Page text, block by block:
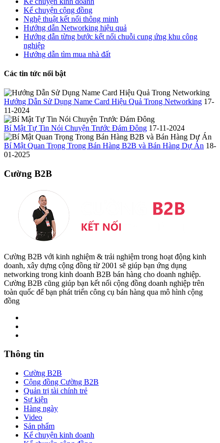
Kể chuyện cộng đồng
Nghệ thuật kết nối thông minh
Hướng dẫn Networking hiệu quả
Hướng dẫn từng bước kết nối chuỗi cung ứng khu công
nghiệp
Hướng dẫn tìm mua nhà đất
Các tin tức nổi bật
Hướng Dẫn Sử Dụng Name Card Hiệu Quả Trong Networking 17-
11-2024
Bí Mật Tự Tin Nói Chuyện Trước Đám Đông 17-11-2024
Bí Mật Quan Trọng Trong Bán Hàng B2B và Bán Hàng Dự Án 18-
01-2025
Cường B2B
Cường B2B với kinh nghiệm & trải nghiệm trong hoạt động kinh
doanh, xây dựng cộng đồng từ 2001 sẽ giúp bạn ứng dụng
networking trong kinh doanh B2B bán hàng cho doanh nghiệp.
Cường B2B cũng giúp bạn kết nối cộng đồng doanh nghiệp trên
toàn quốc để bạn phát triển công cụ bán hàng qua mô hình cộng
đồng
Thông tin
Cường B2B
Cộng đồng Cường B2B
Quản trị tài chính trẻ
Sự kiện
Hàng ngày
Video
Sản phẩm
Kể chuyện kinh doanh